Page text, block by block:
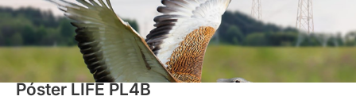
Pósteres
Póster LIFE PL4B